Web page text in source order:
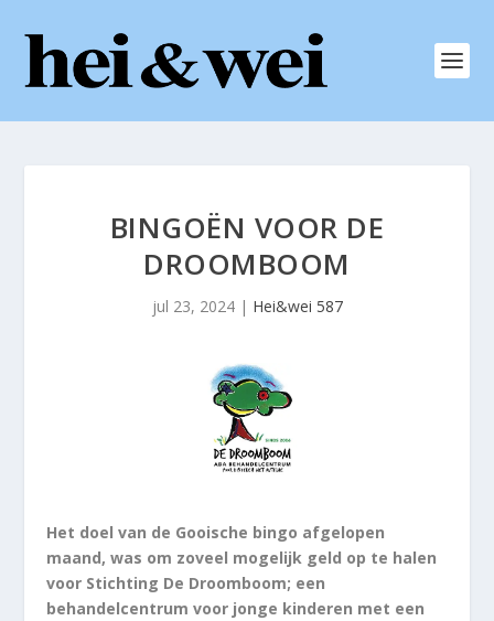
BINGOËN VOOR DE
DROOMBOOM
jul 23, 2024| Hei&wei 587
Het doel van de Gooische bingo afgelopen
maand, was om zoveel mogelijk geld op te halen
voor Stichting De Droomboom; een
behandelcentrum voor jonge kinderen met een